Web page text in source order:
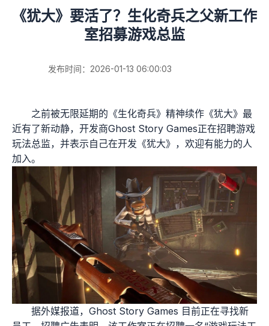
《犹大》要活了？生化奇兵之父新工作
室招募游戏总监
发布时间：2026-01-13 06:00:03
之前被无限延期的《生化奇兵》精神续作《犹大》最
近有了新动静，开发商Ghost Story Games正在招聘游戏
玩法总监，并表示自己在开发《犹大》，欢迎有能力的人
加入。
据外媒报道，Ghost Story Games 目前正在寻找新